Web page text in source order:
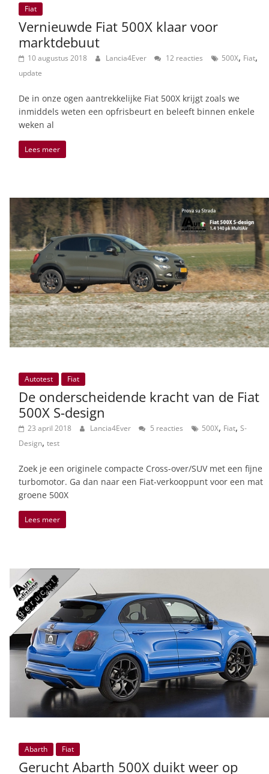
Fiat
Vernieuwde Fiat 500X klaar voor
marktdebuut
10 augustus 2018 Lancia4Ever 12 reacties 500X, Fiat,
update
De in onze ogen aantrekkelijke Fiat 500X krijgt zoals we
inmiddels weten een opfrisbeurt en beleeft binnen enkele
weken al
Lees meer
Autotest Fiat
De onderscheidende kracht van de Fiat
500X S-design
23 april 2018 Lancia4Ever 5 reacties 500X, Fiat, S-
Design, test
Zoek je een originele compacte Cross-over/SUV met een fijne
turbomotor. Ga dan naar een Fiat-verkooppunt voor een mat
groene 500X
Lees meer
Abarth Fiat
Gerucht Abarth 500X duikt weer op